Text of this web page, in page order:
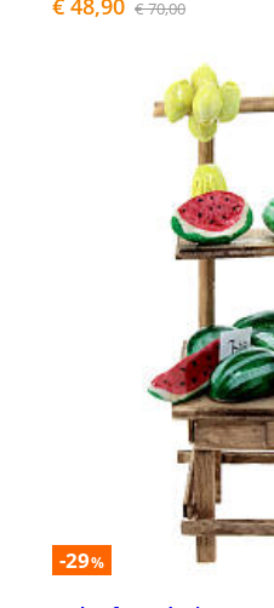
€ 48,90 € 70,00
-29%